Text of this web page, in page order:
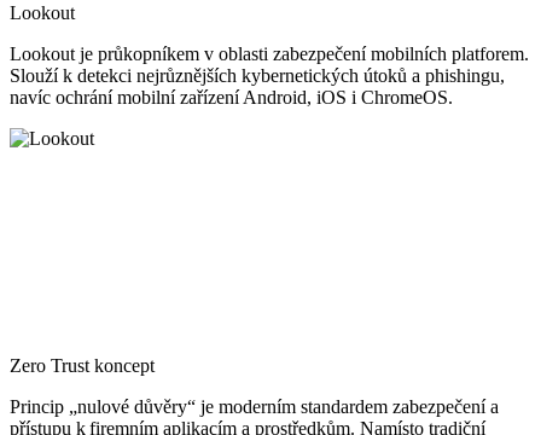
Lookout
Lookout je průkopníkem v oblasti zabezpečení mobilních platforem.
Slouží k detekci nejrůznějších kybernetických útoků a phishingu,
navíc ochrání mobilní zařízení Android, iOS i ChromeOS.
Zero Trust koncept
Princip „nulové důvěry“ je moderním standardem zabezpečení a
přístupu k firemním aplikacím a prostředkům. Namísto tradiční